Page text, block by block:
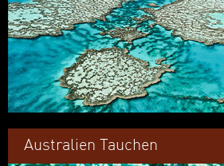
Australien Tauchen